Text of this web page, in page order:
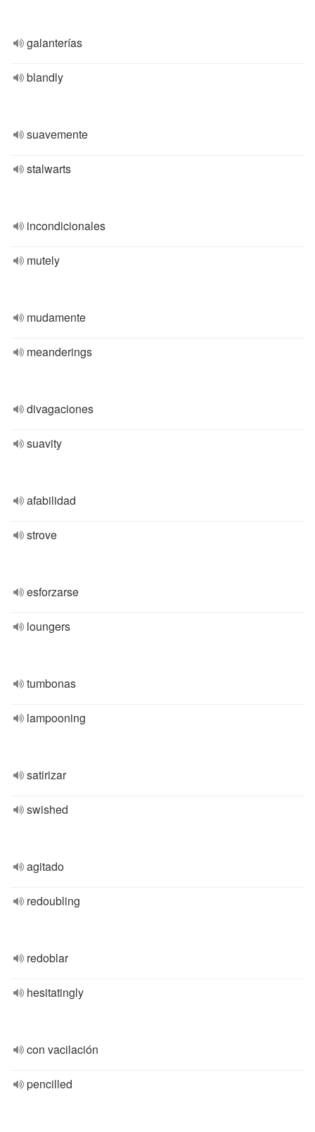
galanterías
blandly
suavemente
stalwarts
incondicionales
mutely
mudamente
meanderings
divagaciones
suavity
afabilidad
strove
esforzarse
loungers
tumbonas
lampooning
satirizar
swished
agitado
redoubling
redoblar
hesitatingly
con vacilación
pencilled